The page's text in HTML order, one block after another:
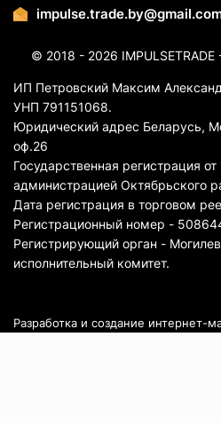
© 2018 - 2026 IMPULSETRADE
ИП Петровский Максим
УНП 791151068.
Юридический адрес Беларусь,
оф.26
Государственная регистрация
администрацией Октябрьского
Дата регистрация в торговом
Регистрационный номер -
Регистрирующий орган -
исполнительный комитет.
Разработка и создание интернет-